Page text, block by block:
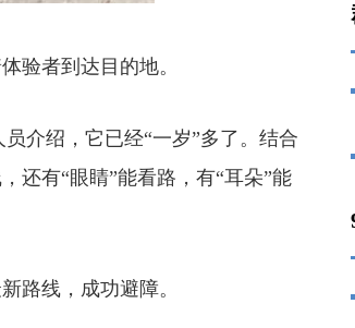
验者到达目的地。
介绍，它已经“一岁”多了。结合
还有“眼睛”能看路，有“耳朵”能
路线，成功避障。